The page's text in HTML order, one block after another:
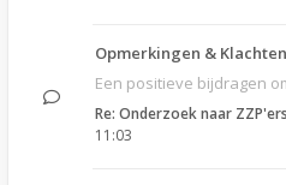
Opmerkingen & Klachten
Een positieve bijdragen
Re: Onderzoek naar
11:03